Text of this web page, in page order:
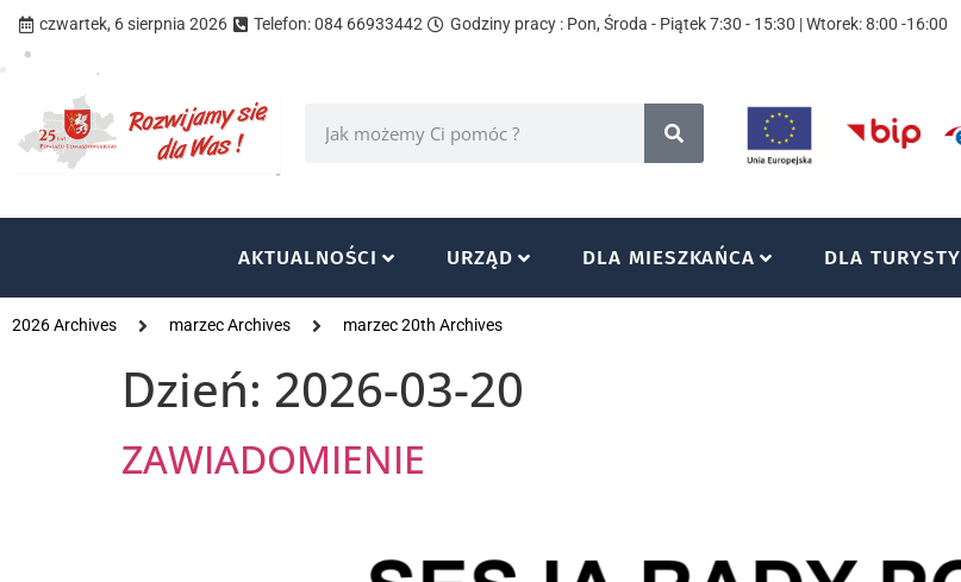
czwartek, 6 sierpnia 2026 Telefon: 084 66933442 Godziny pracy : Pon, Środa - Piątek 7:30 - 15:30 | Wtorek: 8:00 -16:00
AKTUALNOŚCI URZĄD DLA MIESZKAŃCA DLA TURYSTY
2026 Archives marzec Archives marzec 20th Archives
Dzień: 2026-03-20
ZAWIADOMIENIE